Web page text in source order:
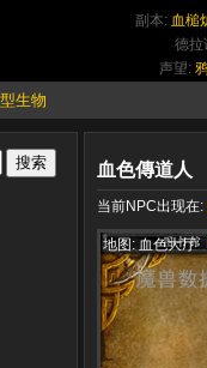
副本: 血槌
德拉
声望:
生物
血色傳道人
当前NPC出现在:
地图: 血色大厅